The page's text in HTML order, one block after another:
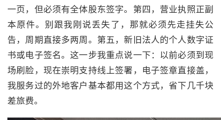
一页，但必须有全体股东签字。第四，营业执照正副
本原件。别跟我刚说丢失了，那就必须先走挂失公
告，周期直接多两周。第五，新旧法人的个人数字证
书或电子签名。这一步我重点说一下：以前必须到现
场刷脸，现在崇明支持线上签署，电子签章直接盖，
我服务过的外地客户基本都用这个方式，省下几千块
差旅费。